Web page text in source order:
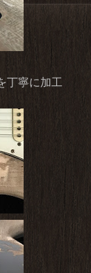
丁寧に加工